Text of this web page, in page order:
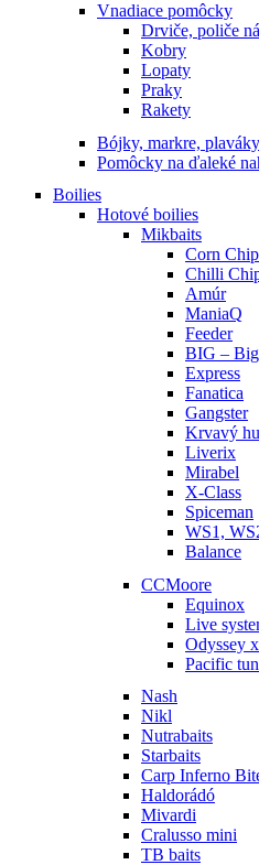
Vnadiace pomôcky
Drviče, poliče
Kobry
Lopaty
Praky
Rakety
Bójky, markre, plaváky
Pomôcky na ďaleké
Boilies
Hotové boilies
Mikbaits
Corn
Chilli
Amúr
ManiaQ
Feeder
BIG –
Express
Fanatica
Gangster
Krvavý
Liverix
Mirabel
X-Class
Spiceman
WS1,
Balance
CCMoore
Equinox
Live
Odyssey
Pacific
Nash
Nikl
Nutrabaits
Starbaits
Carp Inferno
Haldorádó
Mivardi
Cralusso mini
TB baits